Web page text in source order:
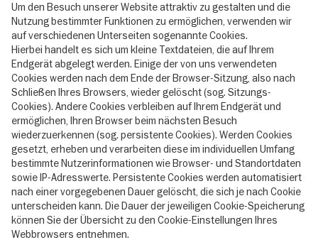
Um den Besuch unserer Website attraktiv zu gestalten und die
Nutzung bestimmter Funktionen zu ermöglichen, verwenden wir
auf verschiedenen Unterseiten sogenannte Cookies.
Hierbei handelt es sich um kleine Textdateien, die auf Ihrem
Endgerät abgelegt werden. Einige der von uns verwendeten
Cookies werden nach dem Ende der Browser-Sitzung, also nach
Schließen Ihres Browsers, wieder gelöscht (sog. Sitzungs-
Cookies). Andere Cookies verbleiben auf Ihrem Endgerät und
ermöglichen, Ihren Browser beim nächsten Besuch
wiederzuerkennen (sog. persistente Cookies). Werden Cookies
gesetzt, erheben und verarbeiten diese im individuellen Umfang
bestimmte Nutzerinformationen wie Browser- und Standortdaten
sowie IP-Adresswerte. Persistente Cookies werden automatisiert
nach einer vorgegebenen Dauer gelöscht, die sich je nach Cookie
unterscheiden kann. Die Dauer der jeweiligen Cookie-Speicherung
können Sie der Übersicht zu den Cookie-Einstellungen Ihres
Webbrowsers entnehmen.